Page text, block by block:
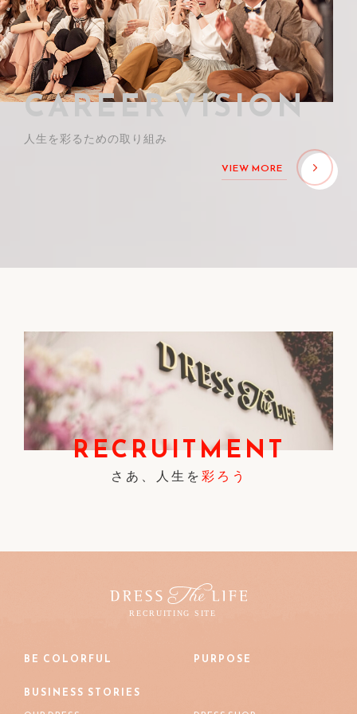
CAREER VISION
人生を彩るための取り組み
VIEW MORE
RECRUITMENT
さあ、人生を 彩ろう
BE COLORFUL PURPOSE
BUSINESS STORIES